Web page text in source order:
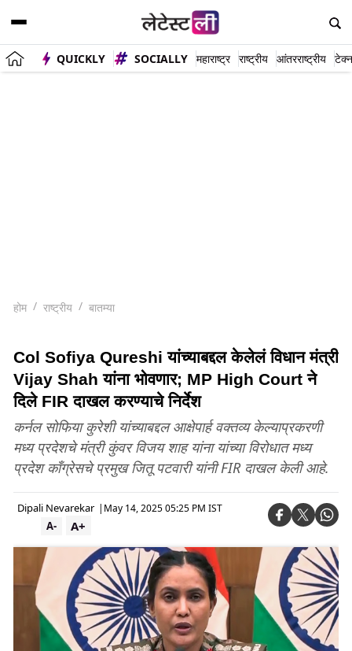
QUICKLY SOCIALLY महाराष्ट्र राष्ट्रीय आंतरराष्ट्रीय
होम राष्ट्रीय बातम्या
Col Sofiya Qureshi यांच्याबद्दल केलेलं विधान मंत्री
Vijay Shah यांना भोवणार; MP High Court ने
दिले FIR दाखल करण्याचे निर्देश
कर्नल सोफिया कुरेशी यांच्याबद्दल आक्षेपार्ह वक्तव्य केल्याप्रकरणी
मध्य प्रदेशचे मंत्री कुंवर विजय शाह यांना यांच्या विरोधात मध्य
प्रदेश काँग्रेसचे प्रमुख जितू पटवारी यांनी FIR दाखल केली आहे.
Dipali Nevarekar | May 14, 2025 05:25 PM IST
A+
A-